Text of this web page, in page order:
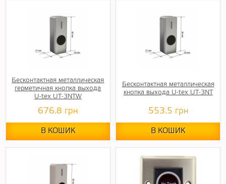
Бесконтактная металлическая
герметичная кнопка выхода
U-tex UT-3NTW
676.8 грн
В КОШИК
Бесконтактная металлическая
кнопка выхода U-tex UT-3NT
553.5 грн
В КОШИК